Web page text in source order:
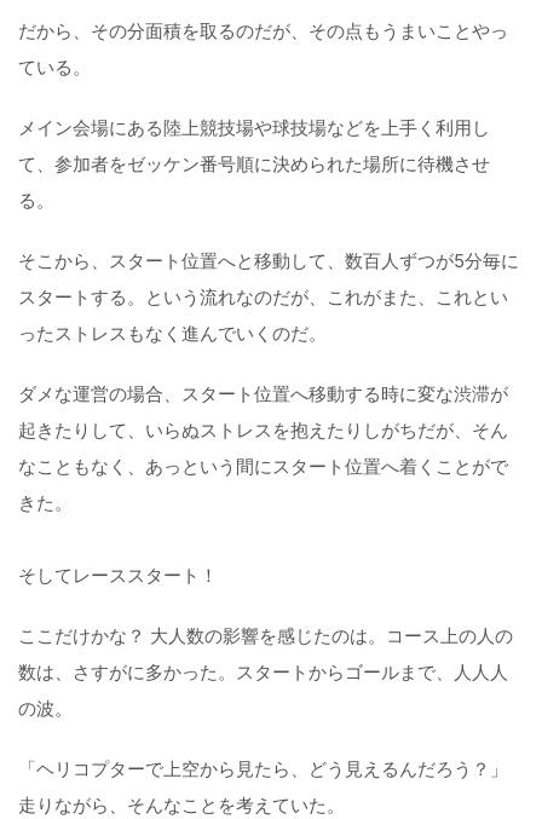
だから、その分面積を取るのだが、その点もうまいことやっ
ている。
メイン会場にある陸上競技場や球技場などを上手く利用し
て、参加者をゼッケン番号順に決められた場所に待機させ
る。
そこから、スタート位置へと移動して、数百人ずつが5分毎に
スタートする。という流れなのだが、これがまた、これとい
ったストレスもなく進んでいくのだ。
ダメな運営の場合、スタート位置へ移動する時に変な渋滞が
起きたりして、いらぬストレスを抱えたりしがちだが、そん
なこともなく、あっという間にスタート位置へ着くことがで
きた。
そしてレーススタート！
ここだけかな？ 大人数の影響を感じたのは。コース上の人の
数は、さすがに多かった。スタートからゴールまで、人人人
の波。
「ヘリコプターで上空から見たら、どう見えるんだろう？」
走りながら、そんなことを考えていた。